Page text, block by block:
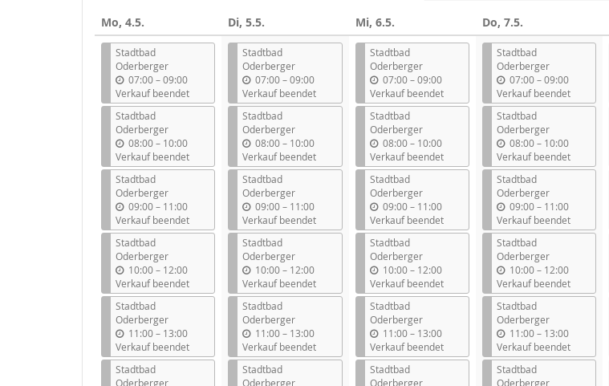
auswählen
Mo, 4.5.
Stadtbad
Oderberger
07:00–b
i
s
09:00
Verkauf beendet
Stadtbad
Oderberger
08:00–b
i
s
10:00
Verkauf beendet
Stadtbad
Oderberger
09:00–b
i
s
11:00
Verkauf beendet
Stadtbad
Oderberger
10:00–b
i
s
12:00
Verkauf beendet
Stadtbad
Oderberger
11:00–b
i
s
13:00
Verkauf beendet
Stadtbad
Oderberger
Di, 5.5.
Stadtbad
Oderberger
07:00 –b
i
s
09:00
Verkauf beendet
Stadtbad
Oderberger
08:00 –b
i
s
10:00
Verkauf beendet
Stadtbad
Oderberger
09:00 –b
i
s
11:00
Verkauf beendet
Stadtbad
Oderberger
10:00 –b
i
s
12:00
Verkauf beendet
Stadtbad
Oderberger
11:00 –b
i
s
13:00
Verkauf beendet
Stadtbad
Oderberger
Mi, 6.5.
Stadtbad
Oderberger
07:00 –b
i
s
09:00
Verkauf beendet
Stadtbad
Oderberger
08:00 –b
i
s
10:00
Verkauf beendet
Stadtbad
Oderberger
09:00 –b
i
s
11:00
Verkauf beendet
Stadtbad
Oderberger
10:00 –b
i
s
12:00
Verkauf beendet
Stadtbad
Oderberger
11:00 –b
i
s
13:00
Verkauf beendet
Stadtbad
Oderberger
Do, 7.5.
Stadtbad
Oderberger
07:00–b
i
s
09:00
Verkauf beendet
Stadtbad
Oderberger
08:00–b
i
s
10:00
Verkauf beendet
Stadtbad
Oderberger
09:00–b
i
s
11:00
Verkauf beendet
Stadtbad
Oderberger
10:00–b
i
s
12:00
Verkauf beendet
Stadtbad
Oderberger
11:00–b
i
s
13:00
Verkauf beendet
Stadtbad
Oderberger